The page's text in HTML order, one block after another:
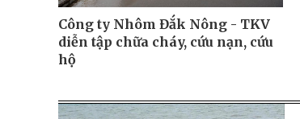
Công ty Nhôm Đắk Nông - TKV
diễn tập chữa cháy, cứu nạn, cứu
hộ